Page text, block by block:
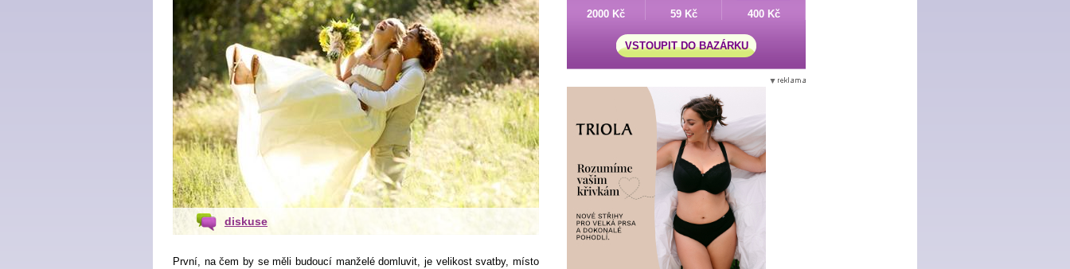
diskuse
První, na čem by se měli budoucí manželé domluvit, je velikost svatby, místo
2000 Kč
59 Kč 400 Kč
VSTOUPIT DO BAZÁRKU